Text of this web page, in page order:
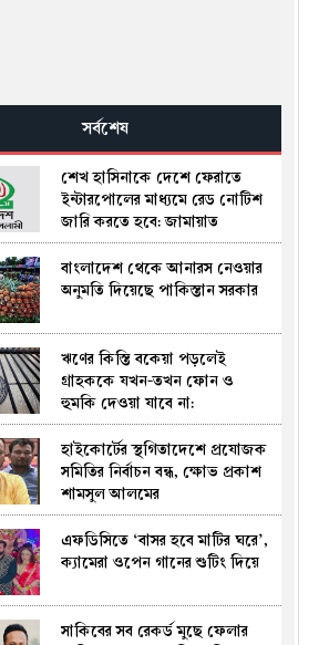
সর্বশেষ
শেখ হাসিনাকে দেশে ফেরাতে
ইন্টারপোলের মাধ্যমে রেড নোটিশ
জারি করতে হবে: জামায়াত
বাংলাদেশ থেকে আনারস নেওয়ার
অনুমতি দিয়েছে পাকিস্তান সরকার
ঋণের কিস্তি বকেয়া পড়লেই
গ্রাহককে যখন-তখন ফোন ও
হুমকি দেওয়া যাবে না:
আরবিআইয়ের কঠোর নীতিমালা
হাইকোর্টের স্থগিতাদেশে প্রযোজক
সমিতির নির্বাচন বন্ধ, ক্ষোভ প্রকাশ
শামসুল আলমের
এফডিসিতে ‘বাসর হবে মাটির ঘরে’,
ক্যামেরা ওপেন গানের শুটিং দিয়ে
সাকিবের সব রেকর্ড মুছে ফেলার